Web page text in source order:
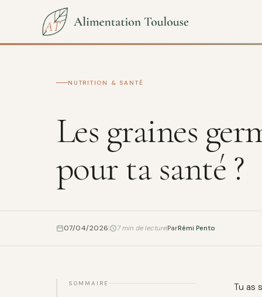
NUTRITION & SANTÉ
Les graines
pour ta santé ?
07/04/2026 7 min de lectureParRémi Pento
SOMMAIRE
Tu as